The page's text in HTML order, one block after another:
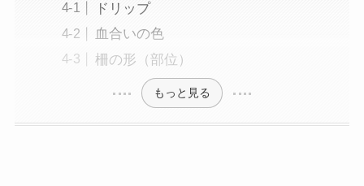
ドリップ
血合いの色
柵の形（部位）
もっと見る